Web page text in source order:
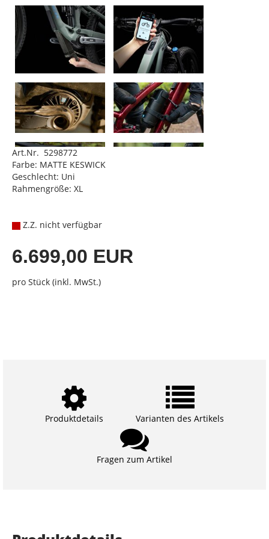
Art.Nr. 5298772
Farbe: MATTE KESWICK
Geschlecht: Uni
Rahmengröße: XL
Z.Z. nicht verfügbar
6.699,00 EUR
pro Stück (inkl. MwSt.)
Produktdetails Varianten des Artikels
Fragen zum Artikel